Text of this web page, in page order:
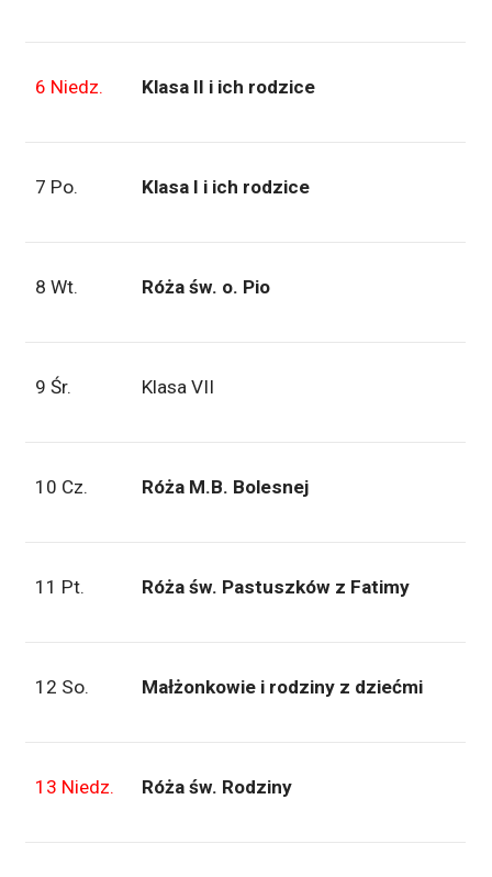
6 Niedz. Klasa II i ich rodzice
7 Po. Klasa I i ich rodzice
8 Wt. Róża św. o. Pio
9 Śr. Klasa VII
10 Cz. Róża M.B. Bolesnej
11 Pt. Róża św. Pastuszków z Fatimy
12 So. Małżonkowie i rodziny z dziećmi
13 Niedz. Róża św. Rodziny